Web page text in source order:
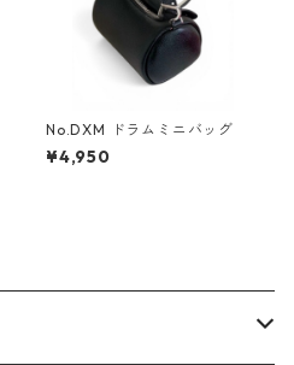
No.DXM ドラムミニバッグ
¥4,950